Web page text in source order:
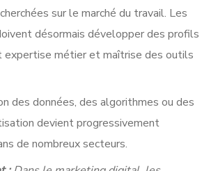
sur le marché du travail. Les
désormais développer des profils
expertise métier et maîtrise des outils
des données, des algorithmes ou des
devient progressivement
de nombreux secteurs.